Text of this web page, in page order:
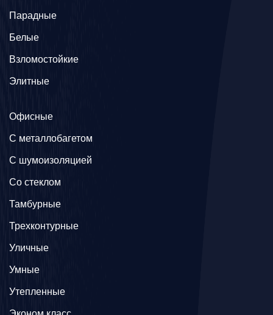
Парадные
Белые
Взломостойкие
Элитные
Офисные
C металлобагетом
С шумоизоляцией
Со стеклом
Тамбурные
Трехконтурные
Уличные
Умные
Утепленные